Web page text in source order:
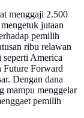
menggaji 2.500
jutaan
pemilih
ribu relawan
seperti America
Future Forward
Dengan dana
mampu menggelar
pemilih